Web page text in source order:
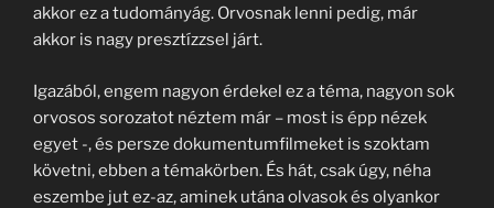
akkor ez a tudományág. Orvosnak lenni pedig, már
akkor is nagy presztízzsel járt.
Igazából, engem nagyon érdekel ez a téma, nagyon sok
orvosos sorozatot néztem már – most is épp nézek
egyet -, és persze dokumentumfilmeket is szoktam
követni, ebben a témakörben. És hát, csak úgy, néha
eszembe jut ez-az, aminek utána olvasok és olyankor